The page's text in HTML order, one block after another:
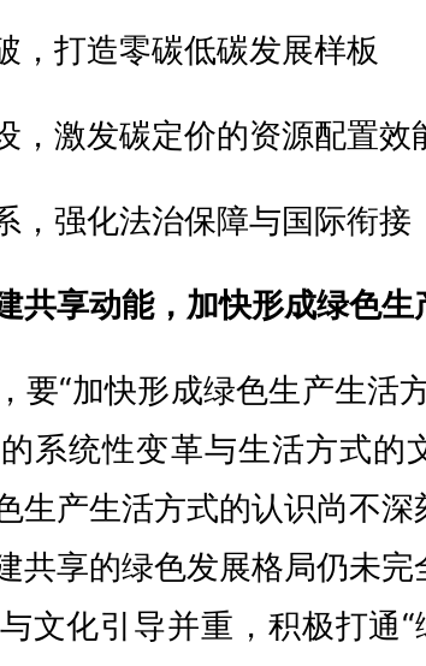
，打造零碳低碳发展样板
，激发碳定价的资源配置效
，强化法治保障与国际衔接
共享动能，加快形成绿色生
要“加快形成绿色生产生活
系统性变革与生活方式的
生产生活方式的认识尚不
共享的绿色发展格局仍未完
文化引导并重，积极打通“